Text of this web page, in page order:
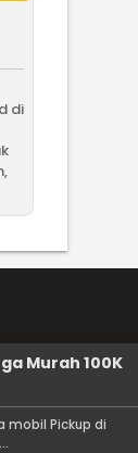
di
Murah 100K
mobil Pickup di